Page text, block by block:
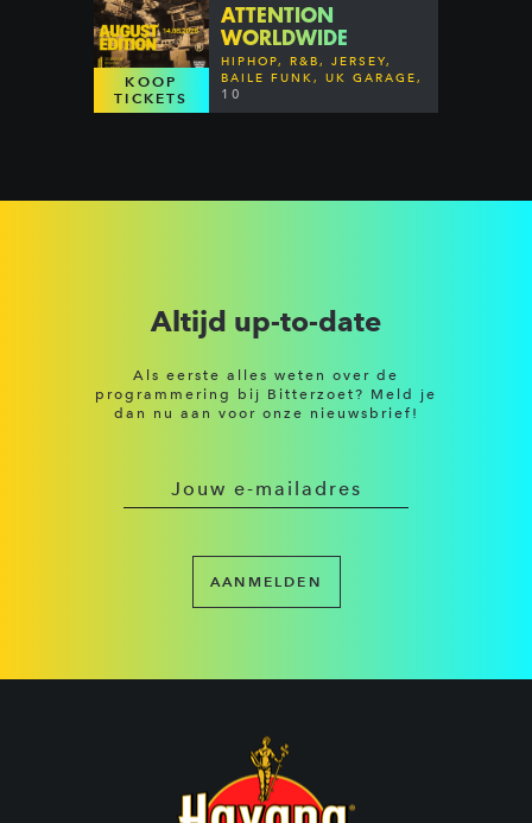
KOOP
TICKETS
ATTENTION
WORLDWIDE
HIPHOP, R&B, JERSEY,
BAILE FUNK, UK GARAGE,
DANCEHALL & MORE
10
Altijd up-to-date
Als eerste alles weten over de
programmering bij Bitterzoet? Meld je
dan nu aan voor onze nieuwsbrief!
AANMELDEN